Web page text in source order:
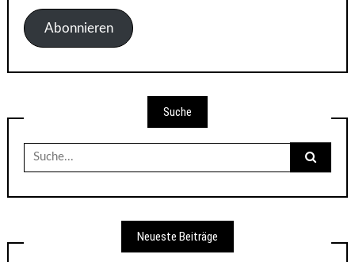
AdresseAbonnieren
Suche
Suche
nach:
Neueste Beiträge